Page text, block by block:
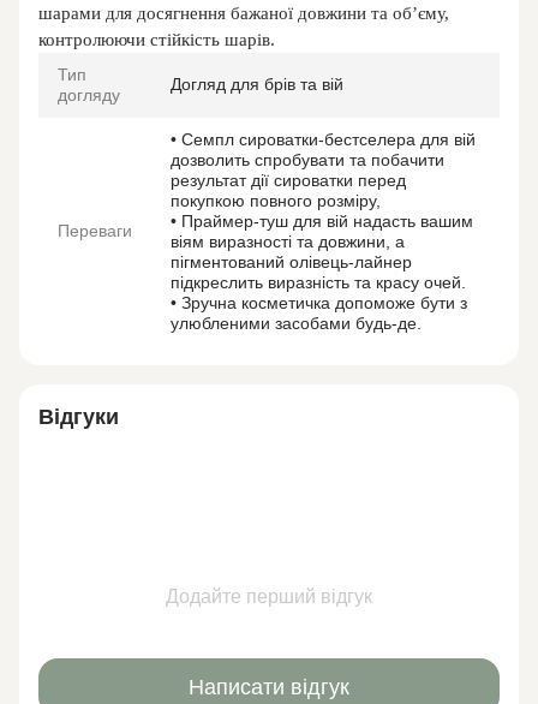
шарами для досягнення бажаної довжини та об’єму,
контролюючи стійкість шарів.
Тип
догляду
Догляд для брів та вій
Переваги
• Семпл сироватки-бестселера для вій
дозволить спробувати та побачити
результат дії сироватки перед
покупкою повного розміру,
• Праймер-туш для вій надасть вашим
віям виразності та довжини, а
пігментований олівець-лайнер
підкреслить виразність та красу очей.
• Зручна косметичка допоможе бути з
улюбленими засобами будь-де.
Відгуки
Додайте перший відгук
Написати відгук